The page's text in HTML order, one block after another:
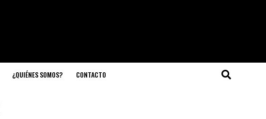
¿QUIÉNES SOMOS? CONTACTO